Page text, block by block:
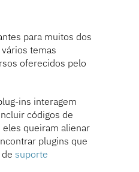
para muitos dos
temas
oferecidos pelo
ins interagem
códigos de
eles queiram alienar
plugins que
suporte